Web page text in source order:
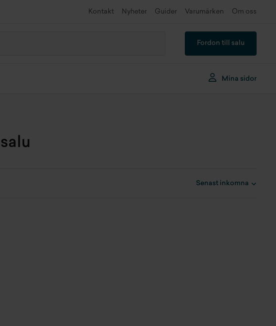
Kontakt Nyheter Guider Varumärken Om oss
Fordon till salu
Mina sidor